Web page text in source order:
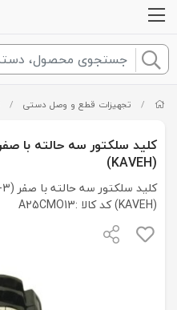
/ تجهیزات قطع و وصل دستی /
(KAVEH)
(KAVEH) کد کالا :A25CMO13